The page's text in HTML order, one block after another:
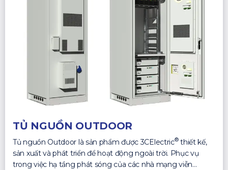
TỦ NGUỒN OUTDOOR
Tủ nguồn Outdoor là sản phẩm được 3CElectric®thiết kế,
sản xuất và phát triển để hoạt động ngoài trời. Phục vụ
trong việc hạ tầng phát sóng của các nhà mạng viễn